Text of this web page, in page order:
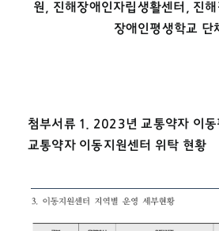
원, 진해장애인자립생활센터, 진
장애인평생학교 단
첨부서류 1. 2023년 교통약자 이동
교통약자 이동지원센터 위탁 현황